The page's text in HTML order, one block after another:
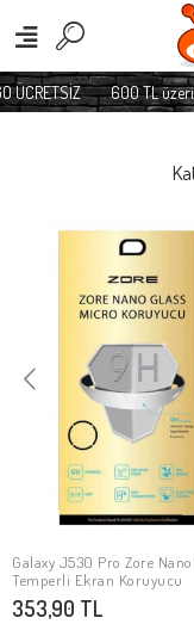
600 TL üzeri
SEPETE EKLE
Galaxy J530 Pro Zore
Temperli Ekran Koruyucu
353,90 TL